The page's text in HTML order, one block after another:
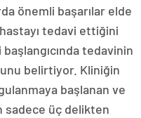
önemli başarılar elde
tedavi ettiğini
tedavinin
belirtiyor. Kliniğin
başlanan ve
sadece üç delikten